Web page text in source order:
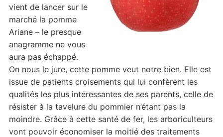
vient de lancer sur le
marché la pomme
Ariane – le presque
anagramme ne vous
aura pas échappé.
On nous le jure, cette pomme veut notre bien. Elle est
issue de patients croisements qui lui confèrent les
qualités les plus intéressantes de ses parents, celle de
résister à la tavelure du pommier n’étant pas la
moindre. Grâce à cette santé de fer, les arboriculteurs
vont pouvoir économiser la moitié des traitements